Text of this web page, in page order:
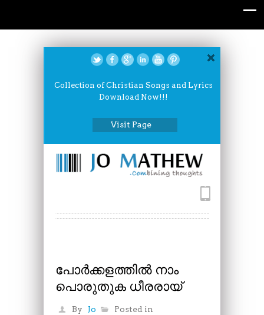
Collection of Christian Songs and Lyrics
Download Now!!!
Visit Page
പോർക്കളത്തിൽ നാം
പൊരുതുക ധീരരായ്
By Jo
Posted in